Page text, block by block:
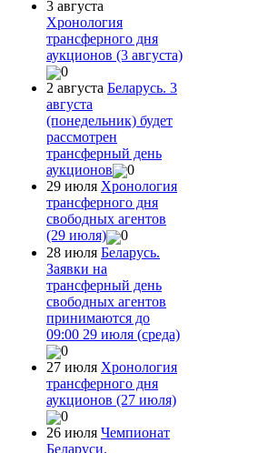
3 августа
Хронология
трансферного дня
аукционов (3 августа)
0
2 августа Беларусь. 3
августа
(понедельник) будет
рассмотрен
трансферный день
аукционов
0
29 июля Хронология
трансферного дня
свободных агентов
(29 июля)
0
28 июля Беларусь.
Заявки на
трансферный день
свободных агентов
принимаются до
09:00 29 июля (среда)
0
27 июля Хронология
трансферного дня
аукционов (27 июля)
0
26 июля Чемпионат
Беларуси.